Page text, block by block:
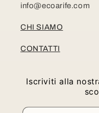
info@ecoarife.com
CHI SIAMO
CONTATTI
Iscriviti alla